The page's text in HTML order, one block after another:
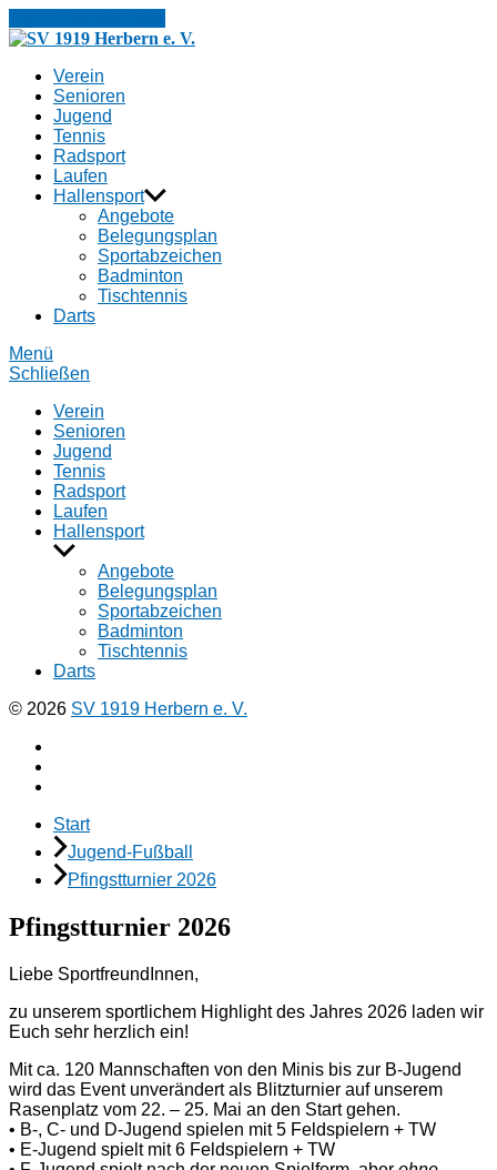
Verein
Senioren
Jugend
Tennis
Radsport
Laufen
Hallensport
Angebote
Belegungsplan
Sportabzeichen
Badminton
Tischtennis
Darts
Menü
Schließen
Verein
Senioren
Jugend
Tennis
Radsport
Laufen
Hallensport
Untermenü
anzeigenAngebote
Belegungsplan
Sportabzeichen
Badminton
Tischtennis
Darts
© 2026 SV 1919 Herbern e. V.
Start
Jugend-Fußball
Pfingstturnier 2026
Pfingstturnier 2026
Liebe SportfreundInnen,
zu unserem sportlichem Highlight des Jahres 2026 laden wir
Euch sehr herzlich ein!
Mit ca. 120 Mannschaften von den Minis bis zur B-Jugend
wird das Event unverändert als Blitzturnier auf unserem
Rasenplatz vom 22. – 25. Mai an den Start gehen.
• B-, C- und D-Jugend spielen mit 5 Feldspielern + TW
• E-Jugend spielt mit 6 Feldspielern + TW